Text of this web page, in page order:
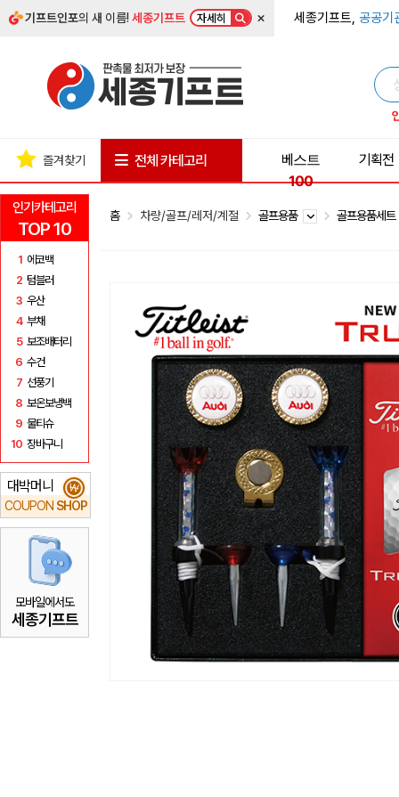
기프트인포의 새 이름!세종기프트 자세히 × 세종기프트, 공공기
인기카테고리
TOP 10
1 에코백
2 텀블러
3 우산
4 부채
5 보조배터리
6 수건
7 선풍기
8 보온보냉백
9 물티슈
10 장바구니
대박머니
COUPON SHOP
₩
모바일에서도
세종기프트
즐겨찾기 전체 카테고리
베스트
100
기획전
홈 차량/골프/레저/계절 골프용품 골프용품세